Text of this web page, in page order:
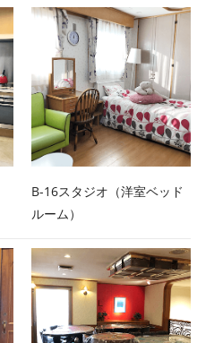
B-16スタジオ（洋室ベッド
ルーム）